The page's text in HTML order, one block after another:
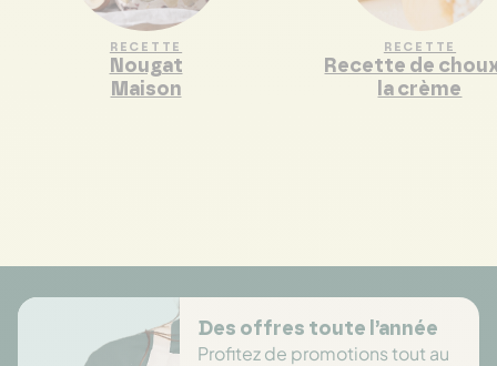
RECETTE
Nougat
Maison
RECETTE
Recette de
la crème
Des offres toute l’année
Profitez de promotions tout au